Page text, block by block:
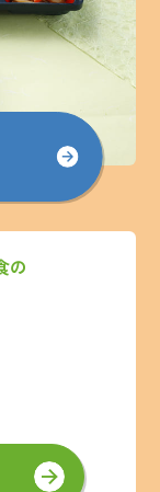
の